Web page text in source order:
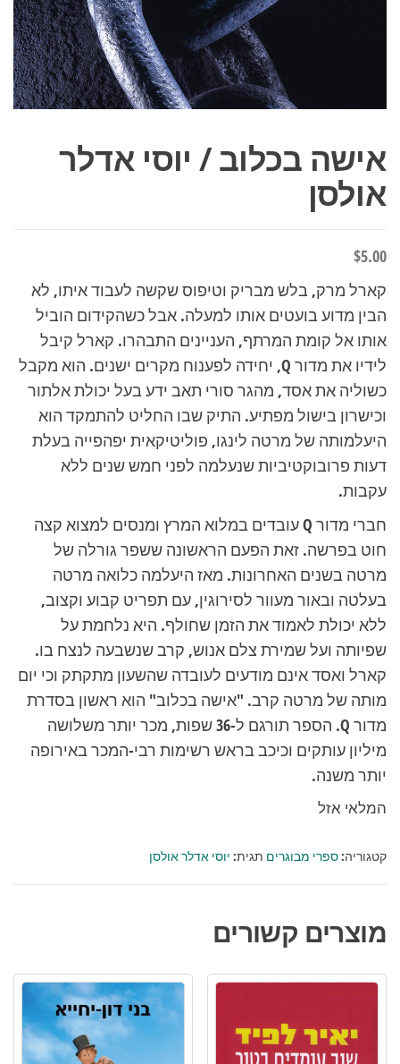
אישה בכלוב / יוסי אדלר
אולסן
$5.00
קארל מרק, בלש מבריק וטיפוס שקשה לעבוד איתו, לא
הבין מדוע בועטים אותו למעלה. אבל כשהקידום הוביל
אותו אל קומת המרתף, העניינים התבהרו. קארל קיבל
לידיו את מדור Q, יחידה לפענוח מקרים ישנים. הוא מקבל
כשוליה את אסד, מהגר סורי תאב ידע בעל יכולת אלתור
וכישרון בישול מפתיע. התיק שבו החליט להתמקד הוא
היעלמותה של מרטה לינגו, פוליטיקאית יפהפייה בעלת
דעות פרובוקטיביות שנעלמה לפני חמש שנים ללא
עקבות.
חברי מדור Q עובדים במלוא המרץ ומנסים למצוא קצה
חוט בפרשה. זאת הפעם הראשונה ששפר גורלה של
מרטה בשנים האחרונות. מאז היעלמה כלואה מרטה
בעלטה ובאור מעוור לסירוגין, עם תפריט קבוע וקצוב,
ללא יכולת לאמוד את הזמן שחולף. היא נלחמת על
שפיותה ועל שמירת צלם אנוש, קרב שנשבעה לנצח בו.
קארל ואסד אינם מודעים לעובדה שהשעון מתקתק וכי יום
מותה של מרטה קרב. "אישה בכלוב" הוא ראשון בסדרת
מדור Q. הספר תורגם ל-36 שפות, מכר יותר משלושה
מיליון עותקים וכיכב בראש רשימות רבי-המכר באירופה
יותר משנה.
המלאי אזל
קטגוריה:ספרי מבוגרים תגית: יוסי אדלר אולסן
מוצרים קשורים